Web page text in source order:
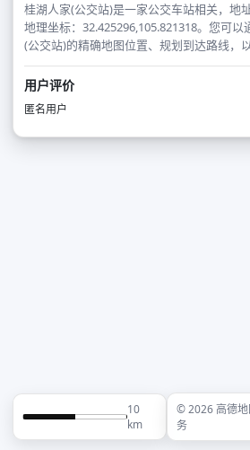
桂湖人家(公交站)是一家公交车站相关，地
地理坐标：32.425296,105.821318。您可
(公交站)的精确地图位置、规划到达路线，
用户评价
匿名用户
10
km
© 2026 高德地
务